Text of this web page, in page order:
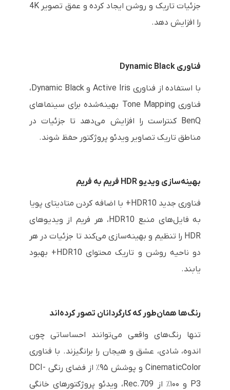
جزئیات تاریک و روشن ایجاد کرده و عمق تصویر 4K
را افزایش دهد.
فناوری Dynamic Black
با استفاده از فناوری Active Iris و Dynamic Black،
فناوری Tone Mapping بهینه‌شده برای سینماهای
BenQ کنتراست را افزایش می‌دهد تا جزئیات در
مناطق تاریک تصاویر ویدئو پروژکتور حفظ شوند.
بهینه‌سازی ویدیو HDR فریم به فریم
فناوری جدید HDR10+ با اضافه کردن متادیتای پویا
به فایل‌های منبع HDR10، هر فریم از ویدیوهای
HDR را تنظیم و بهینه‌سازی می‌کند تا جزئیات در هر
دو ناحیه روشن و تاریک محتوای HDR10+ بهبود
یابند.
رنگ‌ها همان‌طور که کارگردانان تصور کرده‌اند
تنها رنگ‌های واقعی می‌توانند احساساتی چون
اندوه، شادی، عشق و هیجان را برانگیزند. با فناوری
CinematicColor و پوشش ۹۵٪ از فضای رنگی DCI-
P3 و ۱۰۰٪ از Rec.709، ویدئو پروژکتورهای خانگی